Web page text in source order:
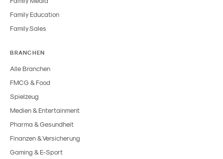
Family Education
Family Sales
BRANCHEN
Alle Branchen
FMCG & Food
Spielzeug
Medien & Entertainment
Pharma & Gesundheit
Finanzen & Versicherung
Gaming & E-Sport